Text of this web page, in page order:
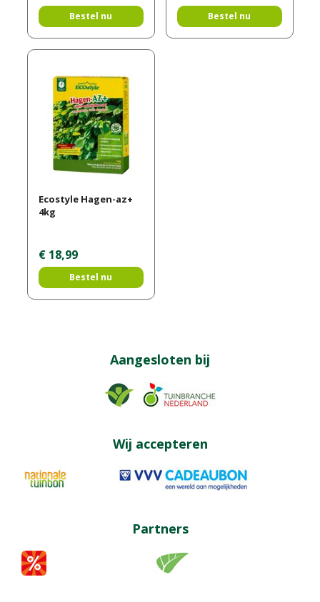
Bestel nu Bestel nu
Ecostyle Hagen-az+
4kg
€ 18,99
Bestel nu
Aangesloten bij
Wij accepteren
Partners